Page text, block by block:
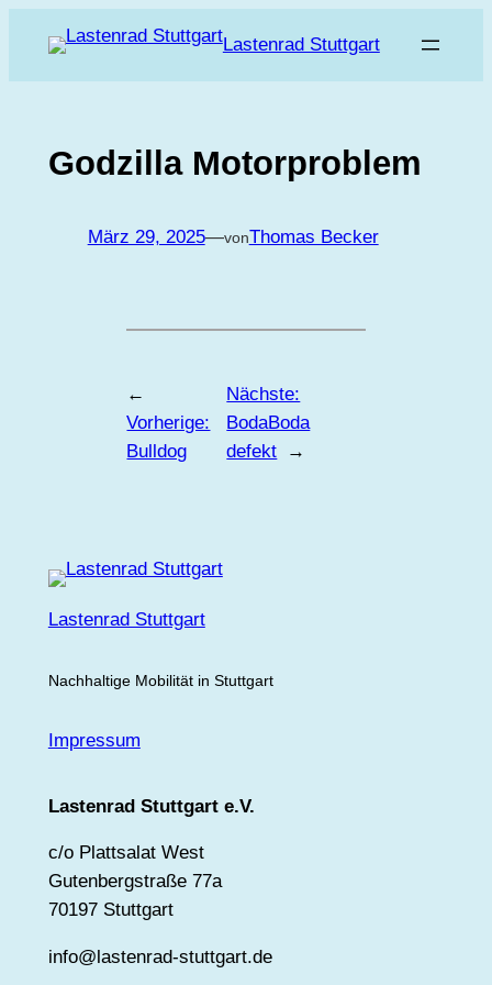
Inhalt
Lastenrad Stuttgart
Godzilla Motorproblem
März 29, 2025—vonThomas Becker
←
Vorherige:
Bulldog
Nächste:
BodaBoda
defekt
→
Lastenrad Stuttgart
Nachhaltige Mobilität in Stuttgart
Impressum
Lastenrad Stuttgart e.V.
c/o Plattsalat West
Gutenbergstraße 77a
70197 Stuttgart
info@lastenrad-stuttgart.de